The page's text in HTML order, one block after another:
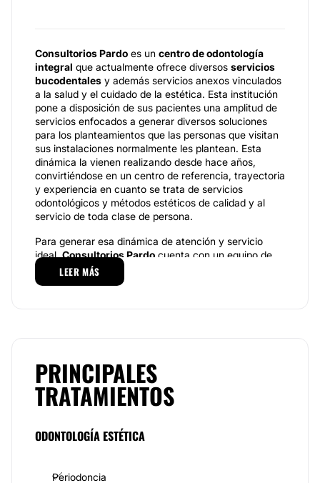
Consultorios Pardo es un centro de odontología
integral que actualmente ofrece diversos servicios
bucodentales y además servicios anexos vinculados
a la salud y el cuidado de la estética. Esta institución
pone a disposición de sus pacientes una amplitud de
servicios enfocados a generar diversos soluciones
para los planteamientos que las personas que visitan
sus instalaciones normalmente les plantean. Esta
dinámica la vienen realizando desde hace años,
convirtiéndose en un centro de referencia, trayectoria
y experiencia en cuanto se trata de servicios
odontológicos y métodos estéticos de calidad y al
servicio de toda clase de persona.
Para generar esa dinámica de atención y servicio
ideal,Consultorios Pardo cuenta con un equipo de
profesionales altamente calificados y con amplia
experiencia en sus áreas de especialización. Su
seguros y eficaces en distintos momentos.
Especialidades.
profesionales y su experiencia, cuenta con la
tecnología necesaria para realizar los tratamientos y
LEER MÁS
PRINCIPALES
TRATAMIENTOS
ODONTOLOGÍA ESTÉTICA
Periodoncia